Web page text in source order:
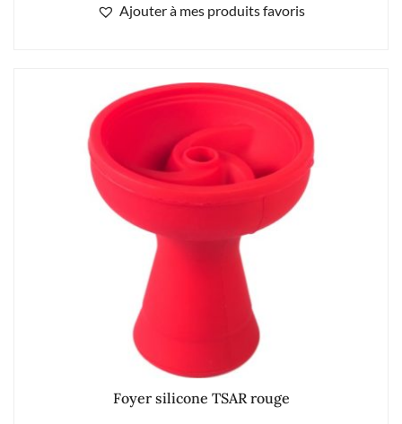
Ajouter à mes produits favoris
Foyer silicone TSAR rouge